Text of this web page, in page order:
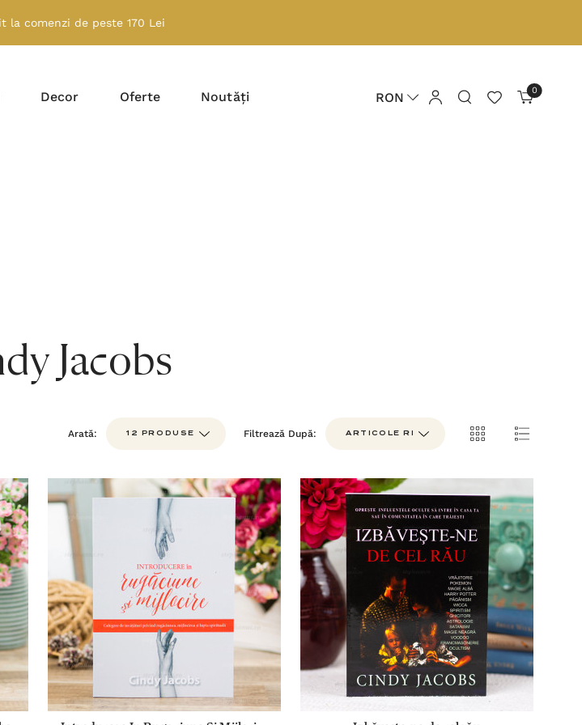
la comenzi de peste 170 Lei
Decor Oferte Noutăți RON 0
Jacobs
Arată: Filtrează După: